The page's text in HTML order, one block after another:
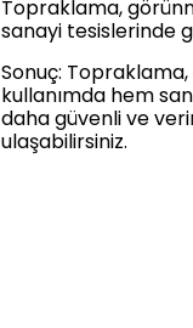
Topraklama,
sanayi tesislerinde
Sonuç:
kullanımda hem
daha güvenli ve
ulaşabilirsiniz.